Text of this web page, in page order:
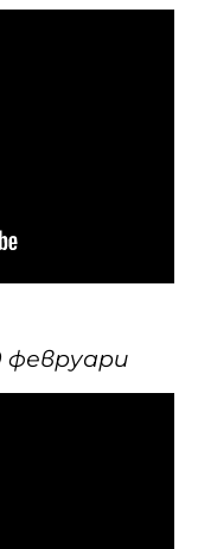
февруари